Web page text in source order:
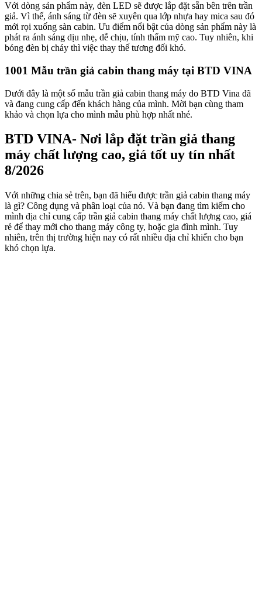
Với dòng sản phẩm này, đèn LED sẽ được lắp đặt sẵn bên trên trần
giả. Vì thế, ánh sáng từ đèn sẽ xuyên qua lớp nhựa hay mica sau đó
mới rọi xuống sàn cabin. Ưu điểm nổi bật của dòng sản phẩm này là
phát ra ánh sáng dịu nhẹ, dễ chịu, tính thẩm mỹ cao. Tuy nhiên, khi
bóng đèn bị cháy thì việc thay thế tương đối khó.
1001 Mẫu trần giả cabin thang máy tại BTD VINA
Dưới đây là một số mẫu trần giả cabin thang máy do BTD Vina đã
và đang cung cấp đến khách hàng của mình. Mời bạn cùng tham
khảo và chọn lựa cho mình mẫu phù hợp nhất nhé.
BTD VINA- Nơi lắp đặt trần giả thang
máy chất lượng cao, giá tốt uy tín nhất
8/2026
Với những chia sẻ trên, bạn đã hiểu được trần giả cabin thang máy
là gì? Công dụng và phân loại của nó. Và bạn đang tìm kiếm cho
mình địa chỉ cung cấp trần giả cabin thang máy chất lượng cao, giá
rẻ để thay mới cho thang máy công ty, hoặc gia đình mình. Tuy
nhiên, trên thị trường hiện nay có rất nhiều địa chỉ khiến cho bạn
khó chọn lựa.